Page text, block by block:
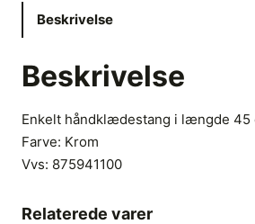
Beskrivelse
Beskrivelse
Enkelt håndklædestang i længde 45
Farve: Krom
Vvs: 875941100
Relaterede varer